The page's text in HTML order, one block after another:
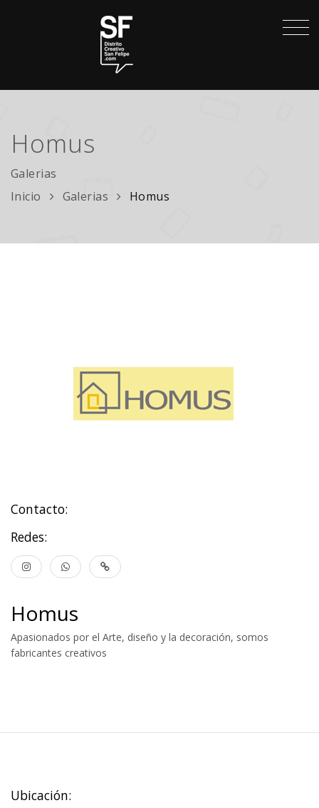
Homus
Galerias
Inicio
Galerias Homus
Contacto:
Redes:
Homus
Apasionados por el Arte, diseño y la decoración, somos
fabricantes creativos
Ubicación: